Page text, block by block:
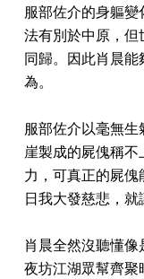
服部佐介的身軀
法有別於中原，
同歸。因此肖晨
為。
服部佐介以毫無
崖製成的屍傀稱
力，可真正的屍
日我大發慈悲，就
肖晨全然沒聽懂
夜坊江湖眾幫齊